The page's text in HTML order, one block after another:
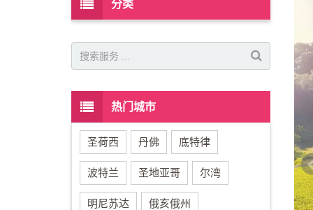
分类
热门城市
圣荷西 丹佛 底特律
波特兰 圣地亚哥 尔湾
明尼苏达 俄亥俄州